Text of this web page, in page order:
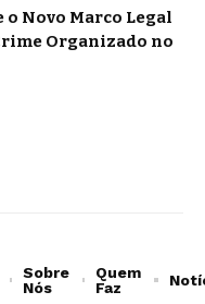
o Novo Marco Legal
Organizado no
Sobre
Nós
Quem
Faz